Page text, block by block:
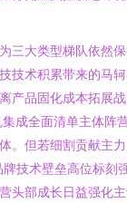
三大类型梯队依然
技术积累带来的马
产品固化成本拓展
成全面清单主体阵
。但若细割贡献主
技术壁垒高位标刻
头部成长日益强化